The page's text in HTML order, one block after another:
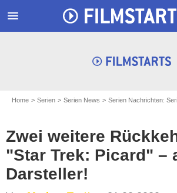
menu
Home Serien Serien News Serien Nachrichten:
Zwei weitere
"Star Trek: Picard" –
Darsteller!